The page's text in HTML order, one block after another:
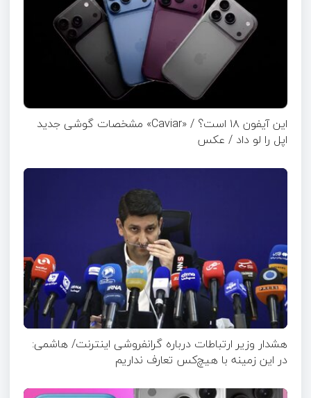
این آیفون ۱۸ است؟ / «Caviar» مشخصات گوشی جدید
اپل را لو داد / عکس
هشدار وزیر ارتباطات درباره گرانفروشی اینترنت/ هاشمی:
در این زمینه با هیچ‌کس تعارف نداریم